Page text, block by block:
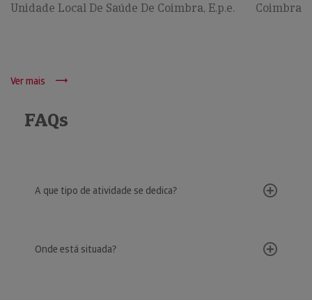
Unidade Local De Saúde De Coimbra, E.p.e. Coimbra
Ver mais
FAQs
A que tipo de atividade se dedica?
Onde está situada?